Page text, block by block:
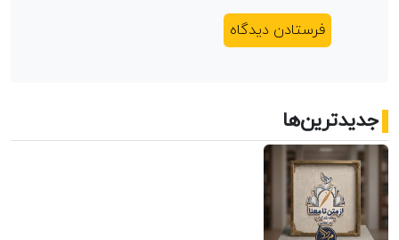
جدیدترین‌ها